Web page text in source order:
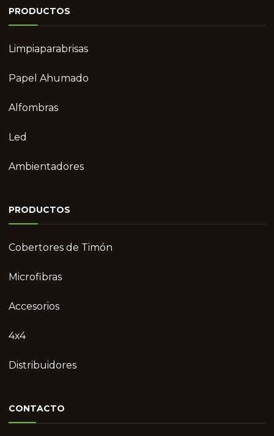
PRODUCTOS
Limpiaparabrisas
Papel Ahumado
Alfombras
Led
Ambientadores
PRODUCTOS
Cobertores de Timón
Microfibras
Accesorios
4x4
Distribuidores
CONTACTO